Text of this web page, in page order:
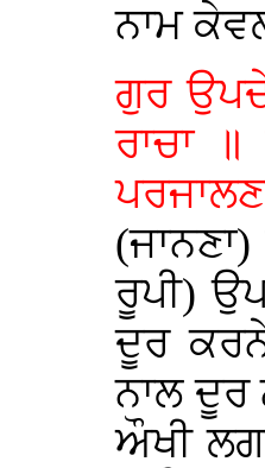
ਨਾਮ
ਗੁਰ
ਰਾਚਾ
ਰੂਪੀ)
ਦੂਰ
ਨਾਲ
ਔਖੀ